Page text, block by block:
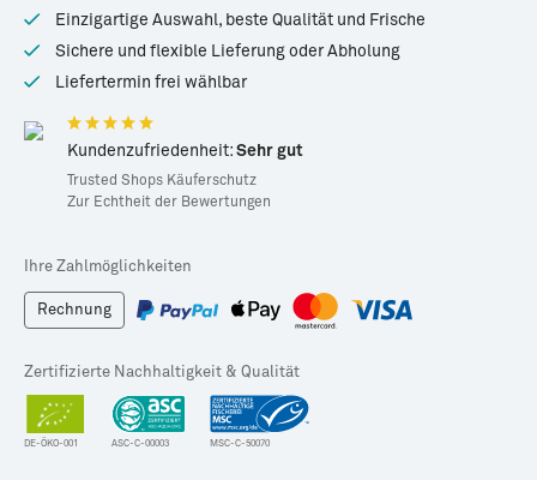
17,99 €*
89,95 € / kg
2,79 €
15,08 € / kg
Einzigartige Auswahl, beste Qualität und Frische
Sichere und flexible Lieferung oder Abholung
Liefertermin frei wählbar
Kundenzufriedenheit: Sehr gut
Trusted Shops Käuferschutz
Zur Echtheit der Bewertungen
Ihre Zahlmöglichkeiten
Rechnung
Zertifizierte Nachhaltigkeit & Qualität
DE-ÖKO-001 ASC-C-00003 MSC-C-50070